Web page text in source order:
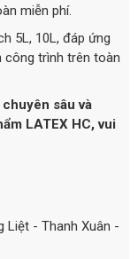
miễn phí.
5L, 10L, đáp ứng
công trình trên toàn
sâu và
LATEX HC, vui
Liệt - Thanh Xuân -